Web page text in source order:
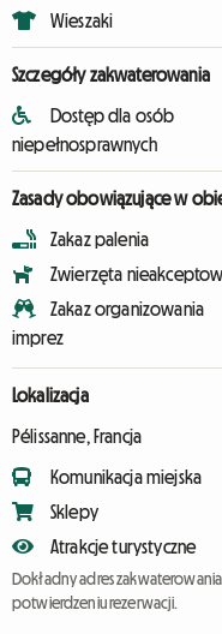
Wieszaki
Szczegóły zakwaterowania
Dostęp dla osób
niepełnosprawnych
Zasady obowiązujące w
Zakaz palenia
Zwierzęta
Zakaz organizowania
imprez
Lokalizacja
Pélissanne, Francja
Komunikacja miejska
Sklepy
Atrakcje turystyczne
Dokładny adres
potwierdzeniu rezerwacji.